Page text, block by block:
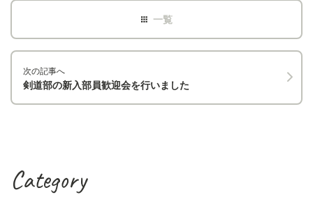
次の記事へ
剣道部の新入部員歓迎会を行いました
Category